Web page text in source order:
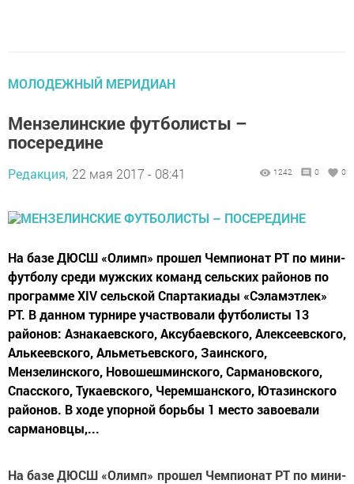
МОЛОДЕЖНЫЙ МЕРИДИАН
Мензелинские футболисты –
посередине
Редакция, 22 мая 2017 - 08:41 1242 0 0
На базе ДЮСШ «Олимп» прошел Чемпионат РТ по мини-
футболу среди мужских команд сельских районов по
программе XIV cельской Спартакиады «Сэламэтлек»
РТ. В данном турнире участвовали футболисты 13
районов: Азнакаевского, Аксубаевского, Алексеевского,
Алькеевского, Альметьевского, Заинского,
Мензелинского, Новошешминского, Сармановского,
Спасского, Тукаевского, Черемшанского, Ютазинского
районов. В ходе упорной борьбы 1 место завоевали
сармановцы,...
На базе ДЮСШ «Олимп» прошел Чемпионат РТ по мини-